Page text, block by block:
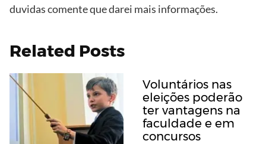
duvidas comente que darei mais informações.
Related Posts
Voluntários nas
eleições poderão
ter vantagens na
faculdade e em
concursos